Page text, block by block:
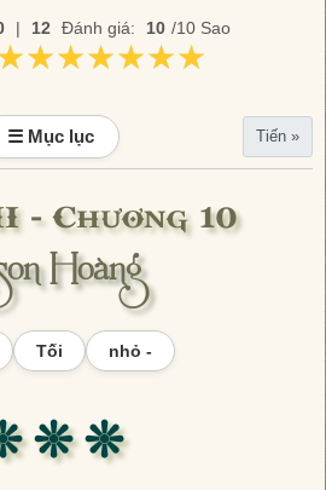
| 12 Đánh giá: 10 /10 Sao
☰ Mục lục Tiến »
- Chương 10
Hoàng
Tối nhỏ -
❊ ❊